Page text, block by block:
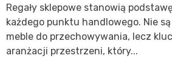
Regały sklepowe stanowią
każdego punktu handlowego. Nie
meble do przechowywania, lecz
aranżacji przestrzeni, który...